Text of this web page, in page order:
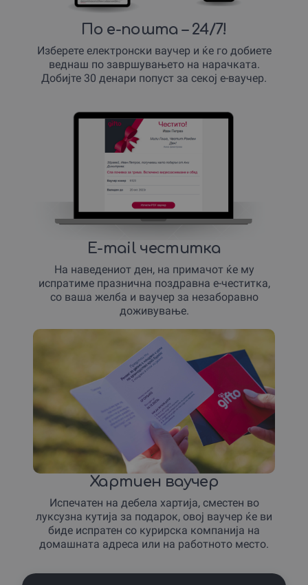
По е-пошта – 24/7!
Изберете електронски ваучер и ќе го добиете
веднаш по завршувањето на нарачката.
Добијте 30 денари попуст за секој е-ваучер.
E-mail честитка
На наведениот ден, на примачот ќе му
испратиме празнична поздравна е-честитка,
со ваша желба и ваучер за незаборавно
доживување.
Хартиен ваучер
Испечатен на дебела хартија, сместен во
луксузна кутија за подарок, овој ваучер ќе ви
биде испратен со курирска компанија на
домашната адреса или на работното место.